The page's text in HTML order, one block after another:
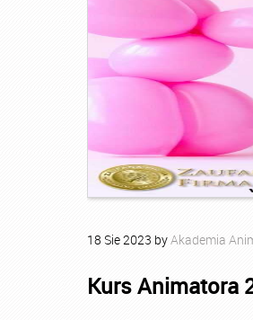
18 Sie2023 byAkademia
Kurs Animatora